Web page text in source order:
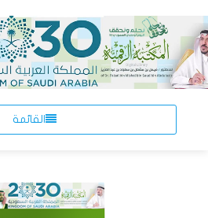
القائمة